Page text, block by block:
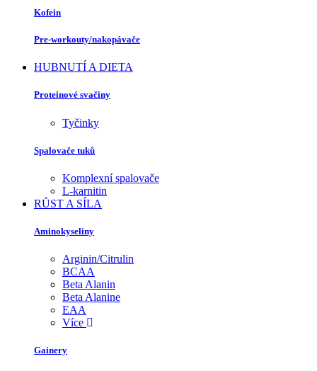
Kofein
Pre-workouty/nakopávače
HUBNUTÍ A DIETA
Proteinové svačiny
Tyčinky
Spalovače tuků
Komplexní spalovače
L-karnitin
RŮST A SÍLA
Aminokyseliny
Arginin/Citrulin
BCAA
Beta Alanin
Beta Alanine
EAA
Více
Gainery